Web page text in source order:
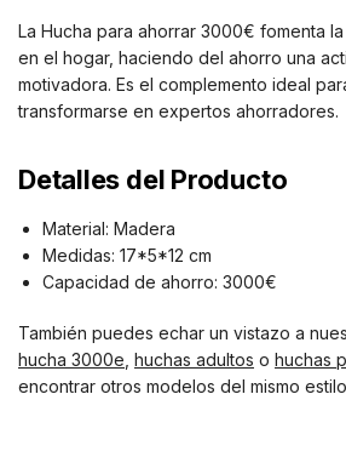
La Hucha para ahorrar 3000€ fomenta
en el hogar, haciendo del ahorro una
motivadora. Es el complemento ideal
transformarse en expertos ahorradores.
Detalles del Producto
Material: Madera
Medidas: 17*5*12 cm
Capacidad de ahorro: 3000€
También puedes echar un vistazo a
hucha 3000e huchas adultos o huchas
encontrar otros modelos del mismo